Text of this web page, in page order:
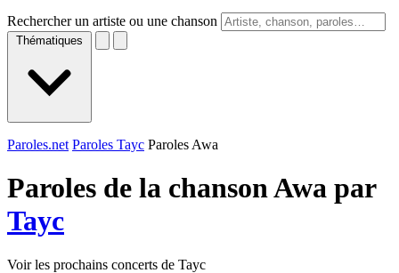
Rechercher un artiste ou une chanson
Thématiques
Paroles.net Paroles Tayc Paroles Awa
Paroles de la chanson Awa par
Tayc
Voir les prochains concerts de Tayc